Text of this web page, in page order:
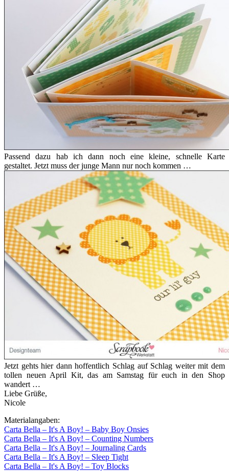
Passend dazu hab ich dann noch eine kleine, schnelle Karte
gestaltet. Jetzt muss der junge Mann nur noch kommen …
Jetzt gehts hier dann hoffentlich Schlag auf Schlag weiter mit dem
tollen neuen April Kit, das am Samstag für euch in den Shop
wandert …
Liebe Grüße,
Nicole
Materialangaben:
Carta Bella – It's A Boy! – Baby Boy Onsies
Carta Bella – It's A Boy! – Counting Numbers
Carta Bella – It's A Boy! – Journaling Cards
Carta Bella – It's A Boy! – Sleep Tight
Carta Bella – It's A Boy! – Toy Blocks